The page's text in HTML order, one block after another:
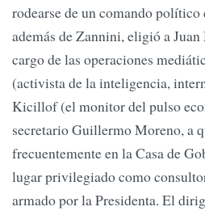
rodearse de un comando
además de Zannini, eligió a
cargo de las operaciones
(activista de la inteligencia,
Kicillof (el monitor del pulso
secretario Guillermo Moreno, a
frecuentemente en la Casa de
lugar privilegiado como
armado por la Presidenta. El